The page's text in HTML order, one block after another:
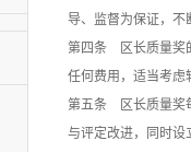
导、监督为保证，不
第四条 区长质量奖
任何费用，适当考虑
第五条 区长质量奖
与评定改进，同时设